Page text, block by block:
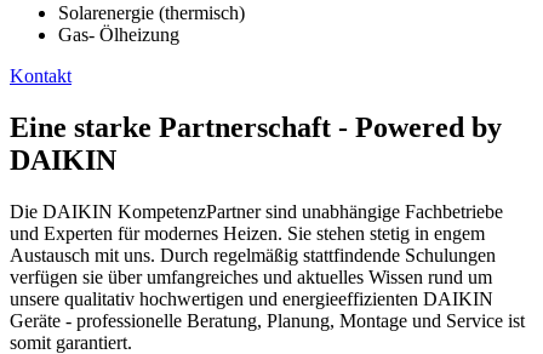
Solarenergie (thermisch)
Gas- Ölheizung
Kontakt
Eine starke Partnerschaft - Powered by
DAIKIN
Die DAIKIN KompetenzPartner sind unabhängige Fachbetriebe
und Experten für modernes Heizen. Sie stehen stetig in engem
Austausch mit uns. Durch regelmäßig stattfindende Schulungen
verfügen sie über umfangreiches und aktuelles Wissen rund um
unsere qualitativ hochwertigen und energieeffizienten DAIKIN
Geräte - professionelle Beratung, Planung, Montage und Service ist
somit garantiert.